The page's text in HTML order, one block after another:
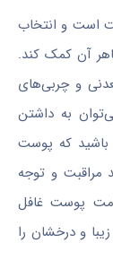
است و انتخاب
آن کمک کند.
و چربی‌های
به داشتن
باشید که پوست
مراقبت و توجه
پوست غافل
و درخشان را